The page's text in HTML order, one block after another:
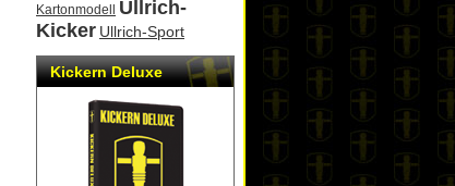
Kartonmodell
Ullrich-
Kicker Ullrich-Sport
Kickern Deluxe